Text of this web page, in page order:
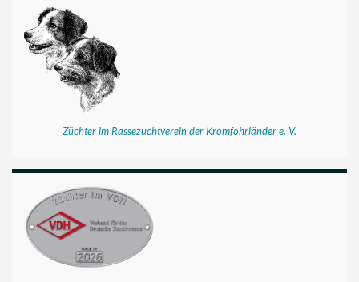
Züchter im Rassezuchtverein der Kromfohrländer e. V.